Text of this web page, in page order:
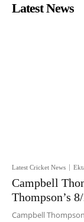
Latest News
Latest Cricket News
Campbell
Thompson’s
Campbell